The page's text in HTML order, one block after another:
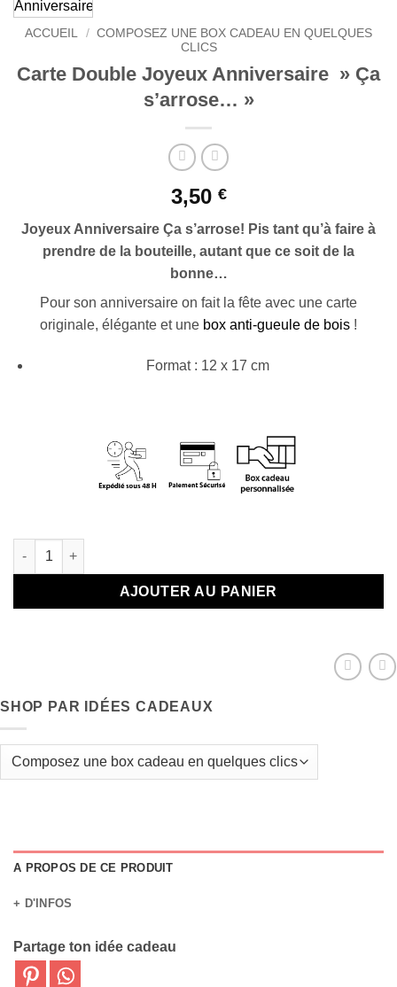
ACCUEIL / COMPOSEZ UNE BOX CADEAU EN QUELQUES
CLICS
Carte Double Joyeux Anniversaire » Ça
s’arrose… »
3,50 €
Joyeux Anniversaire Ça s’arrose! Pis tant qu’à faire à
prendre de la bouteille, autant que ce soit de la
bonne…
Pour son anniversaire on fait la fête avec une carte
originale, élégante et une box anti-gueule de bois !
Format : 12 x 17 cm
quantité de Carte Double Joyeux Anniversaire " Ça s'arrose..."
AJOUTER AU PANIER
SHOP PAR IDÉES CADEAUX
A PROPOS DE CE PRODUIT
+ D'INFOS
Partage ton idée cadeau